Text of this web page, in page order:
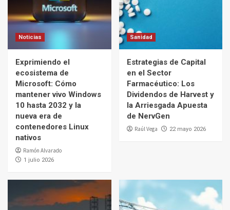
Noticias
Exprimiendo el
ecosistema de
Microsoft: Cómo
mantener vivo Windows
10 hasta 2032 y la
nueva era de
contenedores Linux
nativos
Ramón Alvarado
1 julio 2026
Sanidad
Estrategias de Capital
en el Sector
Farmacéutico: Los
Dividendos de Harvest y
la Arriesgada Apuesta
de NervGen
Raúl Vega 22 mayo 2026